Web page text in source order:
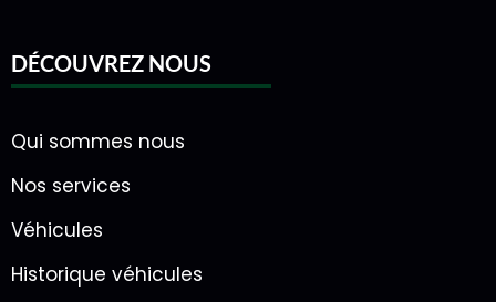
DÉCOUVREZ NOUS
Qui sommes nous
Nos services
Véhicules
Historique véhicules